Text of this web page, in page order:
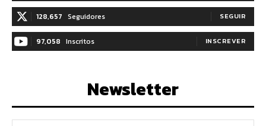
128,657 Seguidores SEGUIR
97,058 Inscritos INSCREVER
Newsletter